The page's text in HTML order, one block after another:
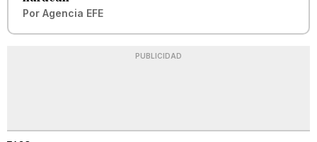
Por Agencia EFE
PUBLICIDAD